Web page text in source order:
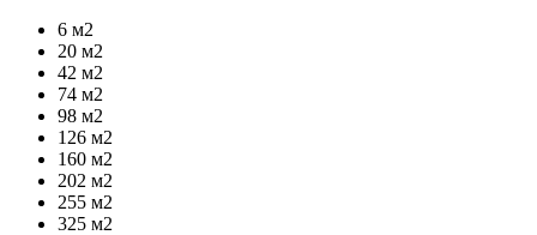
6 м2
20 м2
42 м2
74 м2
98 м2
126 м2
160 м2
202 м2
255 м2
325 м2